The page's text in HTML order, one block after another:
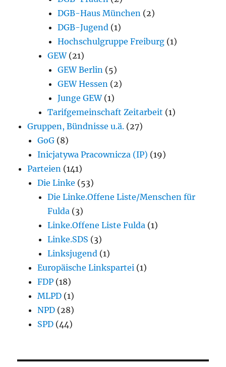
DGB-Haus München (2)
DGB-Jugend (1)
Hochschulgruppe Freiburg (1)
GEW(21)
GEW Berlin (5)
GEW Hessen (2)
Junge GEW(1)
Tarifgemeinschaft Zeitarbeit (1)
Gruppen, Bündnisse u.ä. (27)
GoG (8)
Inicjatywa Pracownicza (IP) (19)
Parteien (141)
Die Linke (53)
Die Linke.Offene Liste/Menschen für
Fulda (3)
Linke.Offene Liste Fulda (1)
Linke.SDS (3)
Linksjugend (1)
Europäische Linkspartei (1)
FDP (18)
MLPD (1)
NPD (28)
SPD (44)